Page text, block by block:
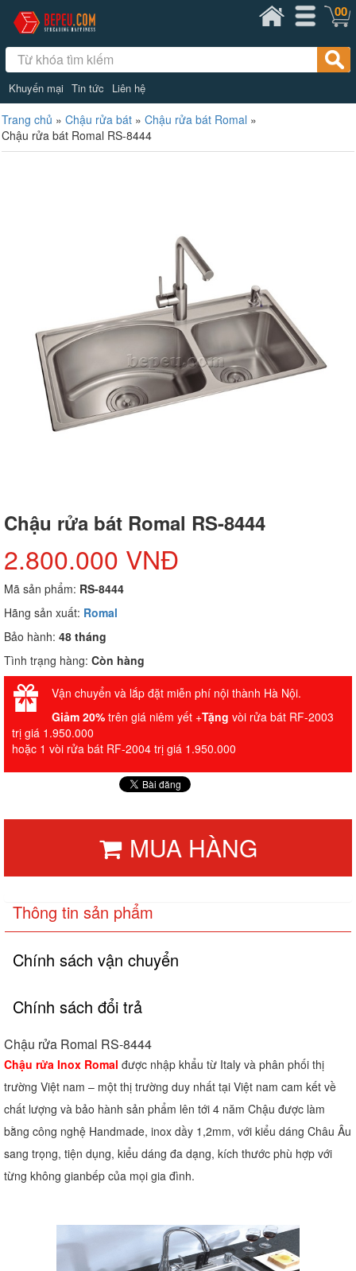
Khuyến mại Tin tức Liên hệ
00
Trang chủ » Chậu rửa bát » Chậu rửa bát Romal »
Chậu rửa bát Romal RS-8444
Chậu rửa bát Romal RS-8444
2.800.000 VNĐ
Mã sản phẩm: RS-8444
Hãng sản xuất: Romal
Bảo hành: 48 tháng
Tình trạng hàng: Còn hàng
Vận chuyển và lắp đặt miễn phí nội thành Hà Nội.
Giảm 20% trên giá niêm yết +Tặng vòi rửa bát RF-2003
trị giá 1.950.000
hoặc 1 vòi rửa bát RF-2004 trị giá 1.950.000
MUA HÀNG
Thông tin sản phẩm
Chính sách vận chuyển
Chính sách đổi trả
Chậu rửa Romal RS-8444
Chậu rửa Inox Romal được nhập khẩu từ Italy và phân phối thị
trường Việt nam – một thị trường duy nhất tại Việt nam cam kết về
chất lượng và bảo hành sản phẩm lên tới 4 năm Chậu được làm
bằng công nghệ Handmade, inox dầy 1,2mm, với kiểu dáng Châu Âu
sang trọng, tiện dụng, kiểu dáng đa dạng, kích thước phù hợp với
từng không gianbếp của mọi gia đình.